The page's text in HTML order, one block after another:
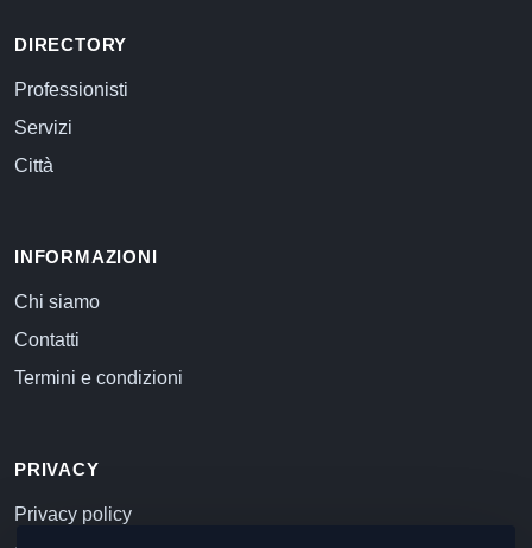
DIRECTORY
Professionisti
Servizi
Città
INFORMAZIONI
Chi siamo
Contatti
Termini e condizioni
PRIVACY
Privacy policy